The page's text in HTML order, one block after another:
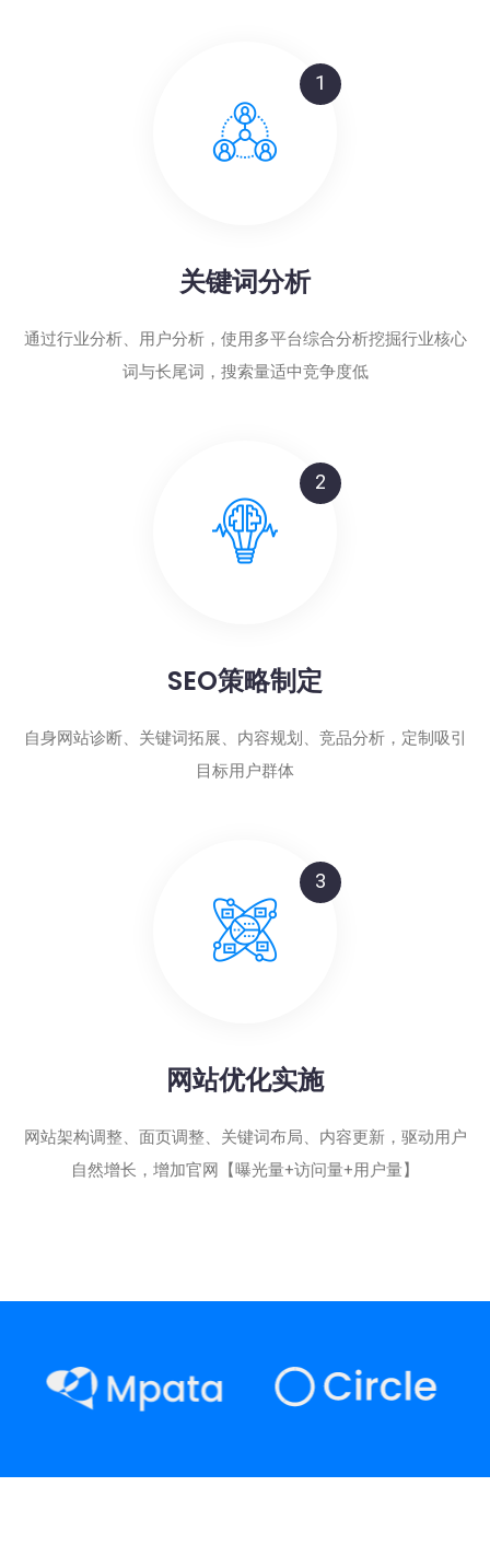
1
关键词分析
通过行业分析、用户分析，使用多平台综合分析挖掘行业核心
词与长尾词，搜索量适中竞争度低
2
SEO策略制定
自身网站诊断、关键词拓展、内容规划、竞品分析，定制吸引
目标用户群体
3
网站优化实施
网站架构调整、面页调整、关键词布局、内容更新，驱动用户
自然增长，增加官网【曝光量+访问量+用户量】